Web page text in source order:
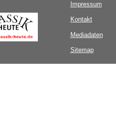
Impressum
Kontakt
Mediadaten
Sitemap